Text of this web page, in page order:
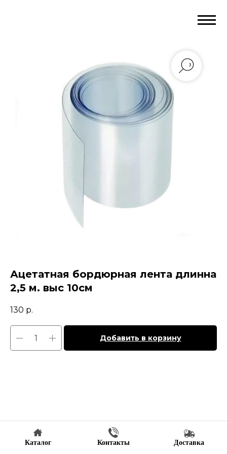
Ацетатная бордюрная лента длинна
2,5 м. выс 10см
130 р.
Добавить в корзину
Каталог Контакты Доставка